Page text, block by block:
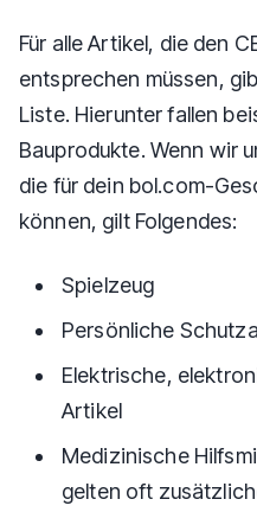
Für alle Artikel, die den
entsprechen müssen,
Liste. Hierunter fallen
Bauprodukte. Wenn wir
die für dein bol.com-
können, gilt Folgendes:
Spielzeug
Persönliche
Elektrische,
Artikel
Medizinische
gelten oft